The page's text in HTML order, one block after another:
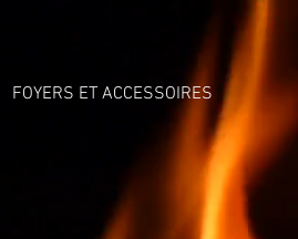
FOYERS ET ACCESSOIRES